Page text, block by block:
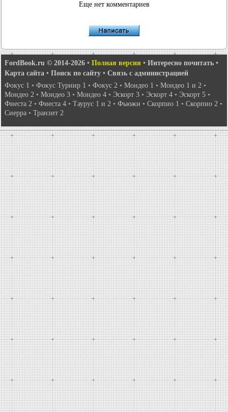
Еще нет комментариев
FordBook.ru © 2014-2026 • Полная версия • Интересно почитать •
Карта сайта • Поиск по сайту • Связь с администрацией
Фокус 1 • Фокус Турнир 1 • Фокус 2 • Мондео 1 • Мондео 1 и 2 •
Мондео 2 • Мондео 3 • Мондео 4 • Эскорт 3 • Эскорт 4 • Эскорт 5 •
Фиеста 2 • Фиеста 4 • Таурус 1 и 2 • Фьюжн • Скорпио 1 • Скорпио 2 •
Сиерра • Транзит 2